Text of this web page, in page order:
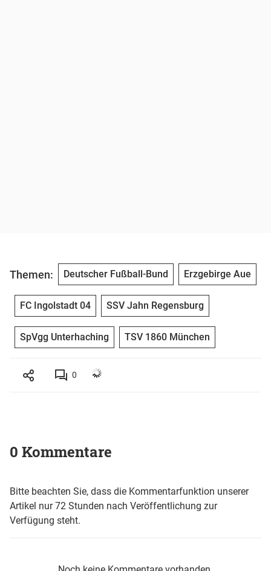
Themen: Deutscher Fußball-Bund Erzgebirge Aue
FC Ingolstadt 04 SSV Jahn Regensburg
SpVgg Unterhaching TSV 1860 München
0
0 Kommentare
Bitte beachten Sie, dass die Kommentarfunktion unserer
Artikel nur 72 Stunden nach Veröffentlichung zur
Verfügung steht.